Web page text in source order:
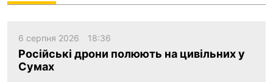
6 серпня 2026 18:36
Російські дрони полюють на цивільних у
Сумах